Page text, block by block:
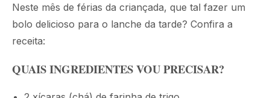
Neste mês de férias da criançada, que tal fazer um
bolo delicioso para o lanche da tarde? Confira a
receita:
QUAIS INGREDIENTES VOU PRECISAR?